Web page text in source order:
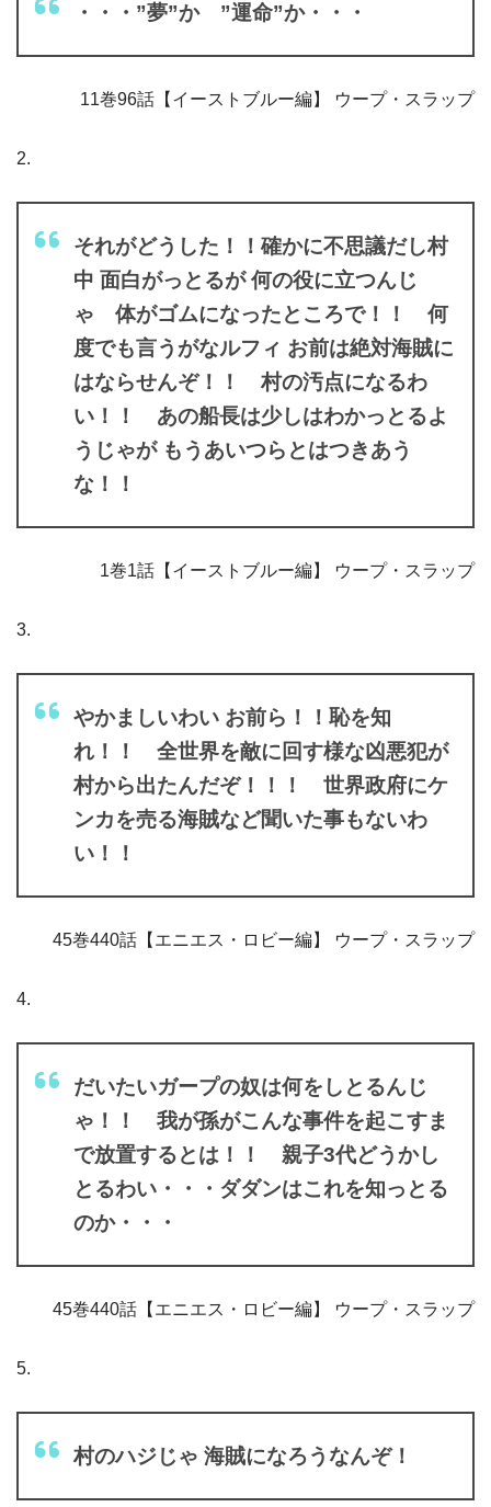
・・・”夢”か ”運命”か・・・
11巻96話【イーストブルー編】 ウープ・スラップ
2.
それがどうした！！確かに不思議だし村
中 面白がっとるが 何の役に立つんじ
ゃ 体がゴムになったところで！！ 何
度でも言うがなルフィ お前は絶対海賊に
はならせんぞ！！ 村の汚点になるわ
い！！ あの船長は少しはわかっとるよ
うじゃが もうあいつらとはつきあう
な！！
1巻1話【イーストブルー編】 ウープ・スラップ
3.
やかましいわい お前ら！！恥を知
れ！！ 全世界を敵に回す様な凶悪犯が
村から出たんだぞ！！！ 世界政府にケ
ンカを売る海賊など聞いた事もないわ
い！！
45巻440話【エニエス・ロビー編】 ウープ・スラップ
4.
だいたいガープの奴は何をしとるんじ
ゃ！！ 我が孫がこんな事件を起こすま
で放置するとは！！ 親子3代どうかし
とるわい・・・ダダンはこれを知っとる
のか・・・
45巻440話【エニエス・ロビー編】 ウープ・スラップ
5.
村のハジじゃ 海賊になろうなんぞ！